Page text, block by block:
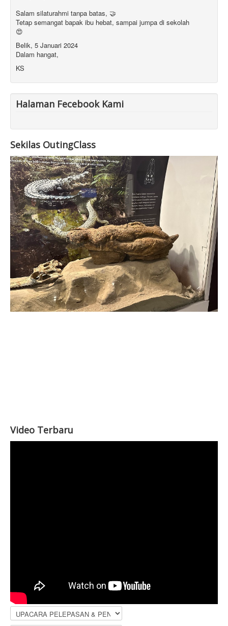
Salam silaturahmi tanpa batas, 🤝
Tetap semangat bapak ibu hebat, sampai jumpa di sekolah
😍
Belik, 5 Januari 2024
Dalam hangat,
KS
Halaman Fecebook Kami
Sekilas OutingClass
Video Terbaru